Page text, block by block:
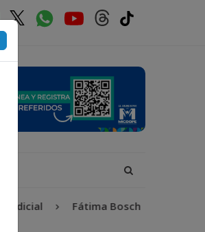
Fátima Bosch Desaparecida